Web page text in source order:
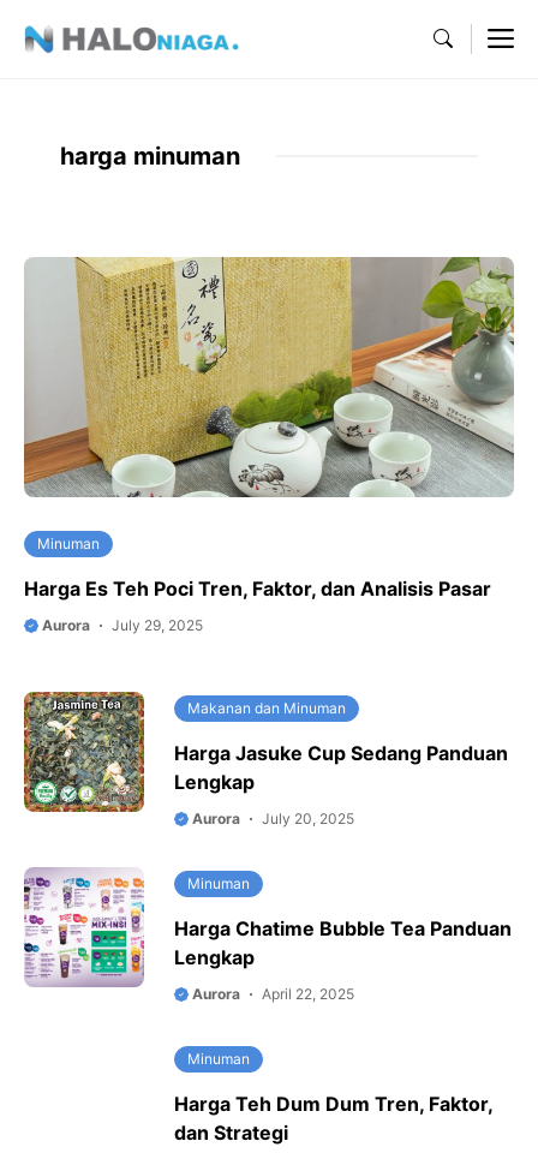
harga minuman
Minuman
Harga Es Teh Poci Tren, Faktor, dan Analisis Pasar
Aurora July 29, 2025
Makanan dan Minuman
Harga Jasuke Cup Sedang Panduan
Lengkap
Aurora July 20, 2025
Minuman
Harga Chatime Bubble Tea Panduan
Lengkap
Aurora April 22, 2025
Minuman
Harga Teh Dum Dum Tren, Faktor,
dan Strategi